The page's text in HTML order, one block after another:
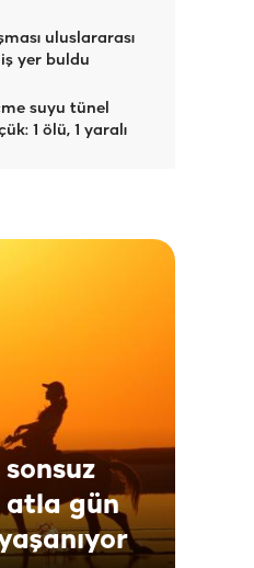
uluslararası
yer buldu
suyu tünel
1 ölü, 1 yaralı
atla gün